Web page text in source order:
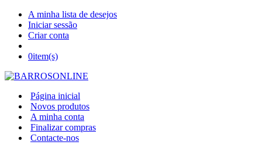
A minha lista de desejos
Iniciar sessão
Criar conta
0item(s)
Página inicial
Novos produtos
A minha conta
Finalizar compras
Contacte-nos